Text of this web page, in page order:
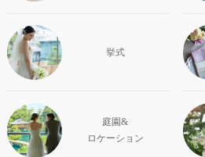
挙式
庭園&
ロケーション